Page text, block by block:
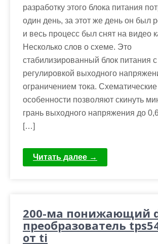
разработку этого блока питания
один день, за этот же день он был
и весь процесс был снят на видео
Несколько слов о схеме. Это
стабилизированный блок питания с
регулировкой выходного
ограничением тока. Схематические
особенности позволяют скинуть
грань выходного напряжения до
[…]
Читать далее →
200-ма понижающий
преобразователь
от ti